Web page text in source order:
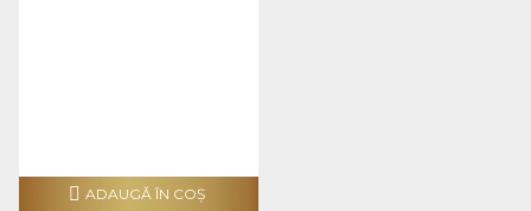
ADAUGĂ ÎN COŞ